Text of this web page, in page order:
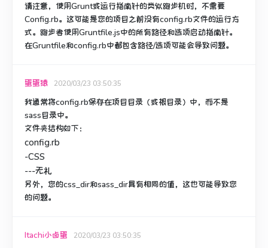
请注意，使用Grunt或运行指南针的类似跑步机时，不需要
Config.rb。 这可能是您的项目之前没有config.rb文件的运行方
式。 跑步者使用Gruntfile.js中的所有路径和选项启动指南针。
在Gruntfile和config.rb中都包含路径/选项可能会导致问题。
蛋蛋猿 2020/03/23 03:50:35
我通常将config.rb保存在项目目录（或根目录）中，而不是
sass目录中。
文件夹结构如下：
config.rb
-CSS
---无礼
另外，您的css_dir和sass_dir具有相同的值，这也可能导致您
的问题。
Itachi小卤蛋 2020/03/23 03:50:35